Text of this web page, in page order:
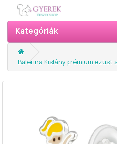
Kategóriák
Balerina Kislány prémium